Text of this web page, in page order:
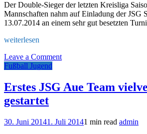
Der Double-Sieger der letzten Kreisliga
Mannschaften nahm auf Einladung der JSG
13.07.2014 an einem sehr gut besetzten
weiterlesen
Leave a Commenton
U16
erst
gestoppt
Fußball Jugend
Erstes JSG Aue Team
gestartet
30. Juni 20141. Juli 20141 min read admin